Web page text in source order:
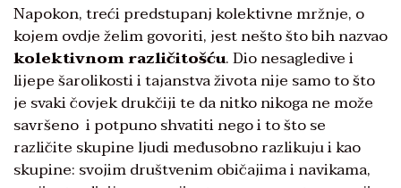
Napokon, treći predstupanj kolektivne mržnje, o
kojem ovdje želim govoriti, jest nešto što bih nazvao
kolektivnom različitošću. Dio nesagledive i
lijepe šarolikosti i tajanstva života nije samo to što
je svaki čovjek drukčiji te da nitko nikoga ne može
savršeno i potpuno shvatiti nego i to što se
različite skupine ljudi međusobno razlikuju i kao
skupine: svojim društvenim običajima i navikama,